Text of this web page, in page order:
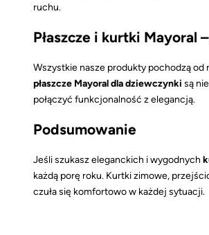
ruchu.
Płaszcze i kurtki Mayoral
Wszystkie nasze produkty pochodzą od
płaszcze Mayoral dla dziewczynki są
połączyć funkcjonalność z elegancją.
Podsumowanie
Jeśli szukasz eleganckich i wygodnych
każdą porę roku. Kurtki zimowe,
czuła się komfortowo w każdej sytuacji.